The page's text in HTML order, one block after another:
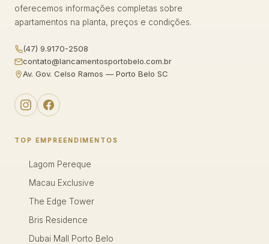
oferecemos informações completas sobre
apartamentos na planta, preços e condições.
(47) 9.9170-2508
contato@lancamentosportobelo.com.br
Av. Gov. Celso Ramos — Porto Belo SC
TOP EMPREENDIMENTOS
Lagom Pereque
Macau Exclusive
The Edge Tower
Bris Residence
Dubai Mall Porto Belo